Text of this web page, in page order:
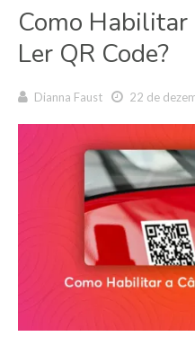
Como Habilitar
Ler QR Code?
Dianna Faust 22 de